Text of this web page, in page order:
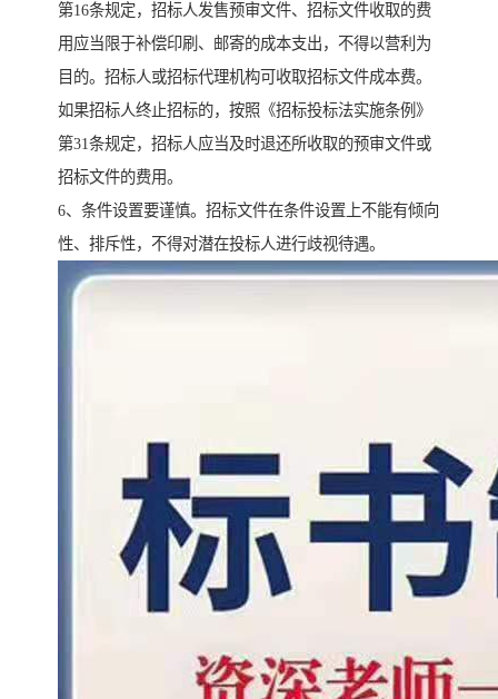
第16条规定，招标人发售预审文件、招标文件收取的费
用应当限于补偿印刷、邮寄的成本支出，不得以营利为
目的。招标人或招标代理机构可收取招标文件成本费。
如果招标人终止招标的，按照《招标投标法实施条例》
第31条规定，招标人应当及时退还所收取的预审文件或
招标文件的费用。
6、条件设置要谨慎。招标文件在条件设置上不能有倾向
性、排斥性，不得对潜在投标人进行歧视待遇。